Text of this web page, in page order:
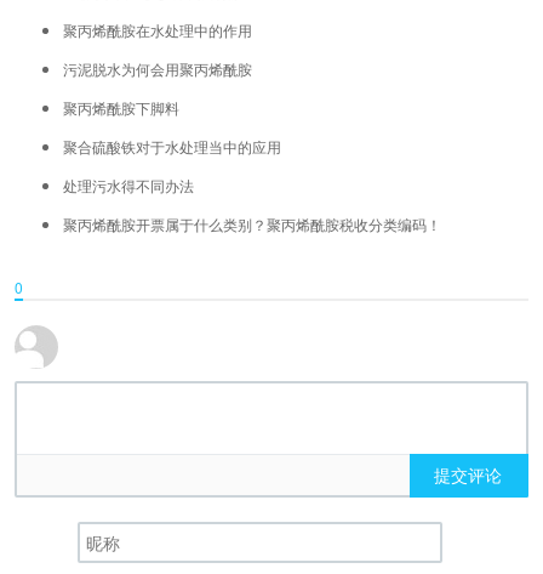
聚丙烯酰胺在水处理中的作用
污泥脱水为何会用聚丙烯酰胺
聚丙烯酰胺下脚料
聚合硫酸铁对于水处理当中的应用
处理污水得不同办法
聚丙烯酰胺开票属于什么类别？聚丙烯酰胺税收分类编码！
0
提交评论